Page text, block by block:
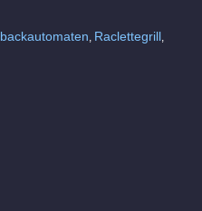
Raclettegrill